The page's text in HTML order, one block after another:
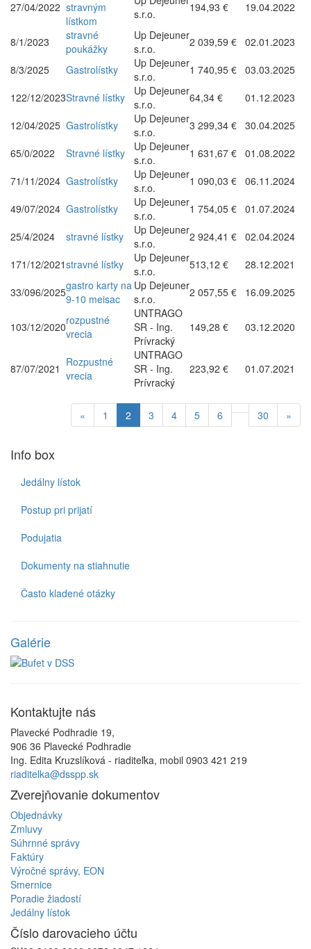
27/04/2022 stravným
lístkom
s.r.o.
194,93 € 19.04.2022
8/1/2023
stravné
poukážky
Up Dejeuner
s.r.o.
2 039,59 € 02.01.2023
8/3/2025
Gastrolístky
Up Dejeuner
s.r.o.
1 740,95 € 03.03.2025
122/12/2023Stravné lístky
Up Dejeuner
s.r.o.
64,34 €
01.12.2023
12/04/2025 Gastrolístky
Up Dejeuner
s.r.o.
3 299,34 € 30.04.2025
65/0/2022
Stravné lístky
Up Dejeuner
s.r.o.
1 631,67 € 01.08.2022
71/11/2024 Gastrolístky
Up Dejeuner
s.r.o.
1 090,03 € 06.11.2024
49/07/2024 Gastrolístky
Up Dejeuner
s.r.o.
1 754,05 € 01.07.2024
25/4/2024
stravné lístky
Up Dejeuner
s.r.o.
2 924,41 € 02.04.2024
171/12/2021stravné lístky
Up Dejeuner
s.r.o.
513,12 €
28.12.2021
33/096/2025gastro karty na
9-10 meisac
Up Dejeuner
s.r.o.
2 057,55 € 16.09.2025
103/12/2020rozpustné
vrecia
UNTRAGO
SR - Ing.
Prívracký
149,28 € 03.12.2020
87/07/2021 Rozpustné
vrecia
UNTRAGO
SR - Ing.
Prívracký
223,92 € 01.07.2021
« 1 2 3 4 5 6 30 »
Info box
Jedálny lístok
Postup pri prijatí
Podujatia
Dokumenty na stiahnutie
Často kladené otázky
Galérie
Kontaktujte nás
Plavecké Podhradie 19,
906 36 Plavecké Podhradie
Ing. Edita Kruzslíková - riaditeľka, mobil 0903 421 219
riaditelka@dsspp.sk
Zverejňovaniedokumentov
Objednávky
Zmluvy
Súhrnné správy
Faktúry
Výročné správy, EON
Smernice
Poradie žiadostí
Jedálny lístok
Číslo darovacieho účtu